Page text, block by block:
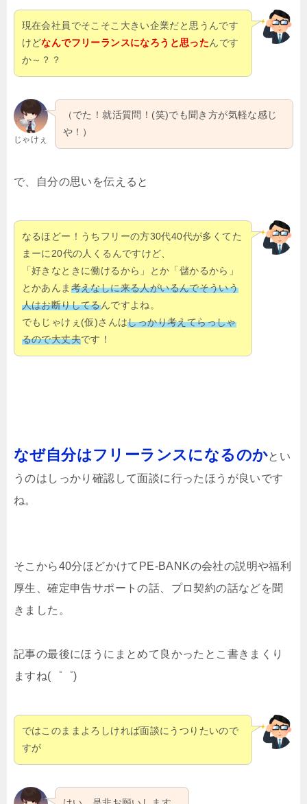
現在会社員でそこそこ大きい企業だと思うんです
けどなんでフリーランスになろうと思ったんです
か～？？
じゃけぇ
（でた！就活質問！(笑)でも聞き方が気軽な感じ
や！）
で、自分の思いを伝えると
なるほどー！うちフリーの方30代40代が多くてた
まーに20代の人くるんですけど、
「好きなときに働けるから」とか「儲かるから」
とかあんま 考えなしに来る人がいるんでそういう
人はお断りしてるんですよね。
でもじゃけぇ(仮)さんはしっかり考えてらっしゃ
るので大丈夫です！
なぜ自分はフリーランスになるのかとい
うのはしっかり確認して面談に行ったほうが良いです
ね。
そこから40分ほどかけてPE-BANKの会社の説明や福利
厚生、確定申告サポートの話、プロ契約の話などを聞
きました。
記事の最後にほうにまとめて良かったとこ書きまくり
ますね(゜゜)
ではこのままよろしければ面談にうつりたいので
すが